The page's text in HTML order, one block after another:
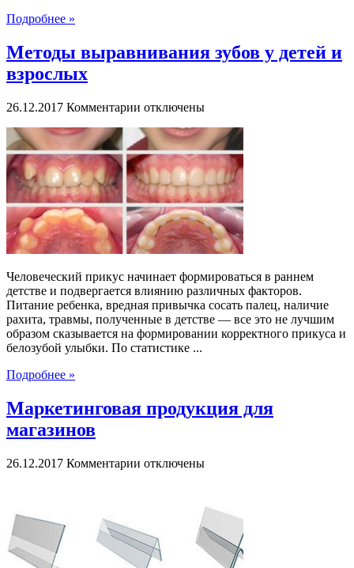
Подробнее »
Методы выравнивания зубов у детей и
взрослых
26.12.2017 Комментарии к
Методы
выравнивания
зубов
у
детей
и
взрослых
отключены
Человеческий прикус начинает формироваться в раннем
детстве и подвергается влиянию различных факторов.
Питание ребенка, вредная привычка сосать палец, наличие
рахита, травмы, полученные в детстве — все это не лучшим
образом сказывается на формировании корректного прикуса и
белозубой улыбки. По статистике ...
Подробнее »
Маркетинговая продукция для
магазинов
26.12.2017 Комментарии к
магазинов
отключены